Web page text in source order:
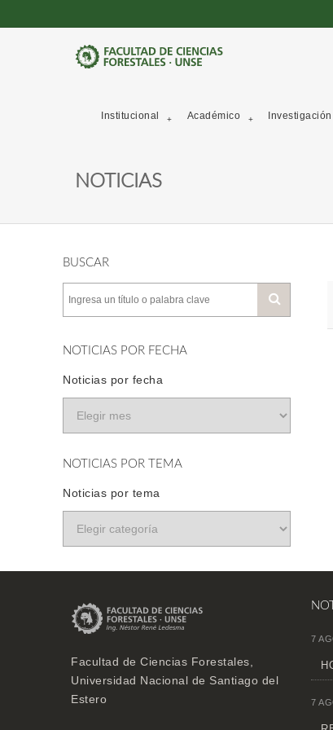
Institucional Académico Investigación
NOTICIAS
BUSCAR
NOTICIAS POR FECHA
Noticias por fecha
NOTICIAS POR TEMA
Noticias por tema
Facultad de Ciencias Forestales,
Universidad Nacional de Santiago del
Estero
7
7